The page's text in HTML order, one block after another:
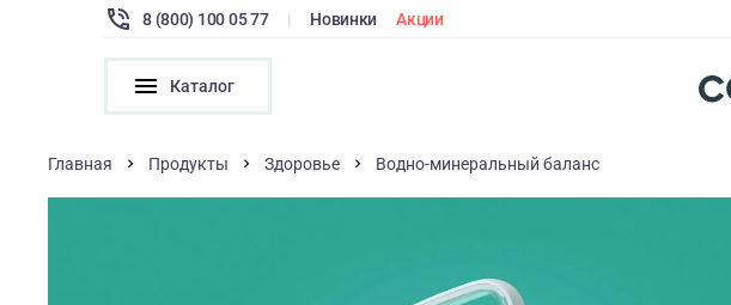
8 (800) 100 05 77 | Новинки Акции
Каталог
Главная Продукты Здоровье Водно-минеральный баланс